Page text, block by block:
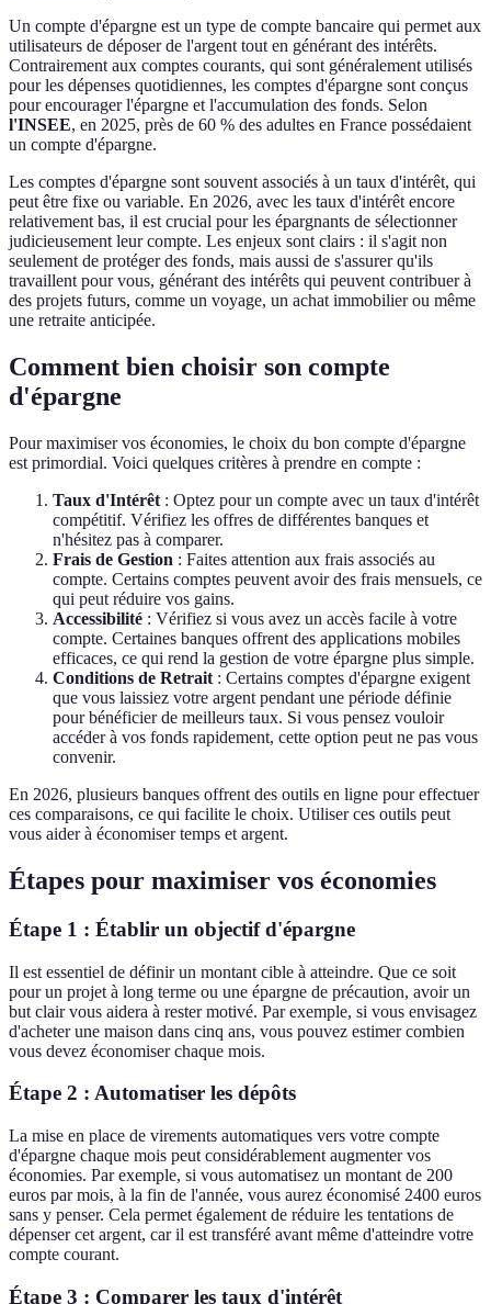
Un compte d'épargne est un type de compte bancaire qui permet aux
utilisateurs de déposer de l'argent tout en générant des intérêts.
Contrairement aux comptes courants, qui sont généralement utilisés
pour les dépenses quotidiennes, les comptes d'épargne sont conçus
pour encourager l'épargne et l'accumulation des fonds. Selon
l'INSEE, en 2025, près de 60 % des adultes en France possédaient
un compte d'épargne.
Les comptes d'épargne sont souvent associés à un taux d'intérêt, qui
peut être fixe ou variable. En 2026, avec les taux d'intérêt encore
relativement bas, il est crucial pour les épargnants de sélectionner
judicieusement leur compte. Les enjeux sont clairs : il s'agit non
seulement de protéger des fonds, mais aussi de s'assurer qu'ils
travaillent pour vous, générant des intérêts qui peuvent contribuer à
des projets futurs, comme un voyage, un achat immobilier ou même
une retraite anticipée.
Comment bien choisir son compte
d'épargne
Pour maximiser vos économies, le choix du bon compte d'épargne
est primordial. Voici quelques critères à prendre en compte :
Taux d'Intérêt : Optez pour un compte avec un taux d'intérêt
compétitif. Vérifiez les offres de différentes banques et
n'hésitez pas à comparer.
Frais de Gestion : Faites attention aux frais associés au
compte. Certains comptes peuvent avoir des frais mensuels, ce
qui peut réduire vos gains.
Accessibilité : Vérifiez si vous avez un accès facile à votre
compte. Certaines banques offrent des applications mobiles
efficaces, ce qui rend la gestion de votre épargne plus simple.
Conditions de Retrait : Certains comptes d'épargne exigent
que vous laissiez votre argent pendant une période définie
pour bénéficier de meilleurs taux. Si vous pensez vouloir
accéder à vos fonds rapidement, cette option peut ne pas vous
convenir.
En 2026, plusieurs banques offrent des outils en ligne pour effectuer
ces comparaisons, ce qui facilite le choix. Utiliser ces outils peut
vous aider à économiser temps et argent.
Étapes pour maximiser vos économies
Étape 1 : Établir un objectif d'épargne
Il est essentiel de définir un montant cible à atteindre. Que ce soit
pour un projet à long terme ou une épargne de précaution, avoir un
but clair vous aidera à rester motivé. Par exemple, si vous envisagez
d'acheter une maison dans cinq ans, vous pouvez estimer combien
vous devez économiser chaque mois.
Étape 2 : Automatiser les dépôts
La mise en place de virements automatiques vers votre compte
d'épargne chaque mois peut considérablement augmenter vos
économies. Par exemple, si vous automatisez un montant de 200
euros par mois, à la fin de l'année, vous aurez économisé 2400 euros
sans y penser. Cela permet également de réduire les tentations de
dépenser cet argent, car il est transféré avant même d'atteindre votre
compte courant.
Étape 3 : Comparer les taux d'intérêt